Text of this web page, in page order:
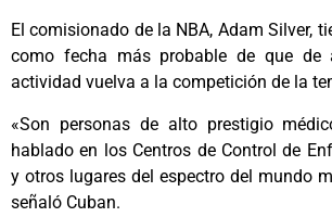
El comisionado de la NBA, Adam Silver,
como fecha más probable de que de
actividad vuelva a la competición de la
«Son personas de alto prestigio
hablado en los Centros de Control de
y otros lugares del espectro del mundo
señaló Cuban.